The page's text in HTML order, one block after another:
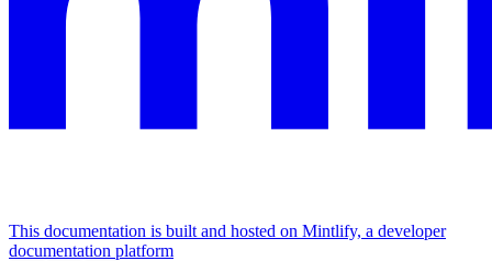
This documentation is built and hosted on Mintlify, a developer
documentation platform